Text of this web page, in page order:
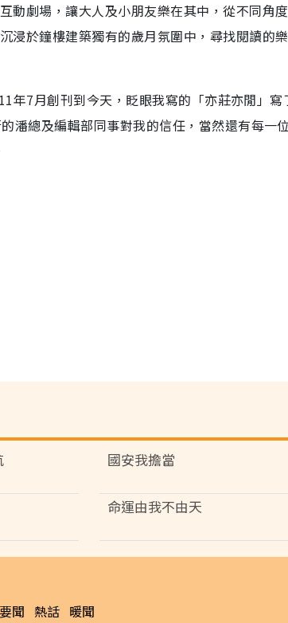
動劇場，讓大人及小朋友樂在其中，從不同角
浸於鐘樓建築獨有的歲月氛圍中，尋找閱讀的樂
年7月創刊到今天，眨眼我寫的「亦莊亦閒」寫
潘總及編輯部同事對我的信任，當然還有每一
國安我擔當
命運由我不由天
要聞 熱話 暖聞